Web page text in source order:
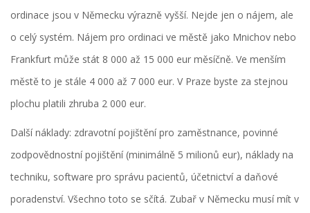
ordinace jsou v Německu výrazně vyšší. Nejde jen o nájem, ale
o celý systém. Nájem pro ordinaci ve městě jako Mnichov nebo
Frankfurt může stát 8 000 až 15 000 eur měsíčně. Ve menším
městě to je stále 4 000 až 7 000 eur. V Praze byste za stejnou
plochu platili zhruba 2 000 eur.
Další náklady: zdravotní pojištění pro zaměstnance, povinné
zodpovědnostní pojištění (minimálně 5 milionů eur), náklady na
techniku, software pro správu pacientů, účetnictví a daňové
poradenství. Všechno toto se sčítá. Zubař v Německu musí mít v